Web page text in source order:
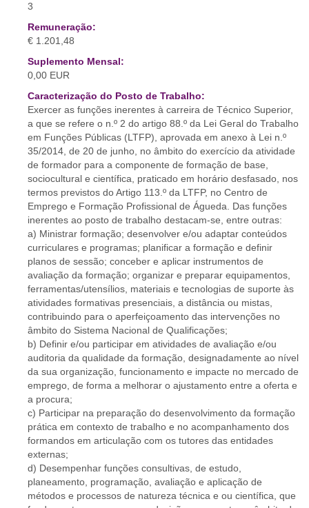
3
Remuneração:
€ 1.201,48
Suplemento Mensal:
0,00 EUR
Caracterização do Posto de Trabalho:
Exercer as funções inerentes à carreira de Técnico Superior,
a que se refere o n.º 2 do artigo 88.º da Lei Geral do Trabalho
em Funções Públicas (LTFP), aprovada em anexo à Lei n.º
35/2014, de 20 de junho, no âmbito do exercício da atividade
de formador para a componente de formação de base,
sociocultural e científica, praticado em horário desfasado, nos
termos previstos do Artigo 113.º da LTFP, no Centro de
Emprego e Formação Profissional de Águeda. Das funções
inerentes ao posto de trabalho destacam-se, entre outras:
a) Ministrar formação; desenvolver e/ou adaptar conteúdos
curriculares e programas; planificar a formação e definir
planos de sessão; conceber e aplicar instrumentos de
avaliação da formação; organizar e preparar equipamentos,
ferramentas/utensílios, materiais e tecnologias de suporte às
atividades formativas presenciais, a distância ou mistas,
contribuindo para o aperfeiçoamento das intervenções no
âmbito do Sistema Nacional de Qualificações;
b) Definir e/ou participar em atividades de avaliação e/ou
auditoria da qualidade da formação, designadamente ao nível
da sua organização, funcionamento e impacte no mercado de
emprego, de forma a melhorar o ajustamento entre a oferta e
a procura;
c) Participar na preparação do desenvolvimento da formação
prática em contexto de trabalho e no acompanhamento dos
formandos em articulação com os tutores das entidades
externas;
d) Desempenhar funções consultivas, de estudo,
planeamento, programação, avaliação e aplicação de
métodos e processos de natureza técnica e ou científica, que